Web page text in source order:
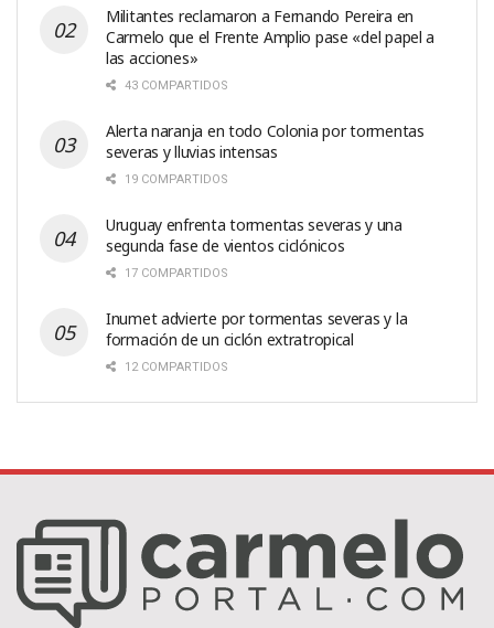
Militantes reclamaron a Fernando Pereira en
Carmelo que el Frente Amplio pase «del papel a
las acciones»
43 COMPARTIDOS
Alerta naranja en todo Colonia por tormentas
severas y lluvias intensas
19 COMPARTIDOS
Uruguay enfrenta tormentas severas y una
segunda fase de vientos ciclónicos
17 COMPARTIDOS
Inumet advierte por tormentas severas y la
formación de un ciclón extratropical
12 COMPARTIDOS